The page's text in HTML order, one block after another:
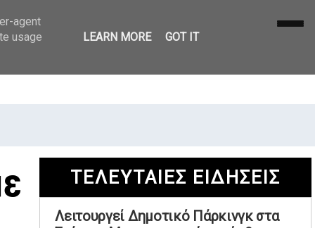
ΤΕΛΕΥΤΑΙΕΣ ΕΙΔΗΣΕΙΣ
Λειτουργεί Δημοτικό Πάρκινγκ στα
agent
usage
LEARN MORE GOT IT